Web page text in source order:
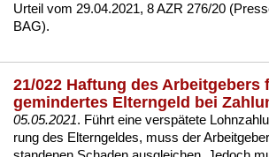
Ur­teil vom 29.04.2021, 8 AZR 276/20
BAG).
21/022 Haftung des Arbeitgebers
gemindertes Elterngeld bei
05.05.2021. Führt ei­ne ver­späte­te
rung des El­tern­gel­des, muss der